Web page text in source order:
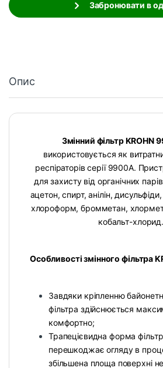
Забронювати в
Опис
Змінний фільтр KROHN
використовується як
респіраторів серії 9900А.
для захисту від органічних
ацетон, спирт, анілін,
хлороформ, бромметан,
кобальт-хлорид.
Особливості змінного фільтра
Завдяки кріпленню
фільтра здійснюється
комфортно;
Трапецієвидна форма
перешкоджає огляду в
збільшена площа поверхні